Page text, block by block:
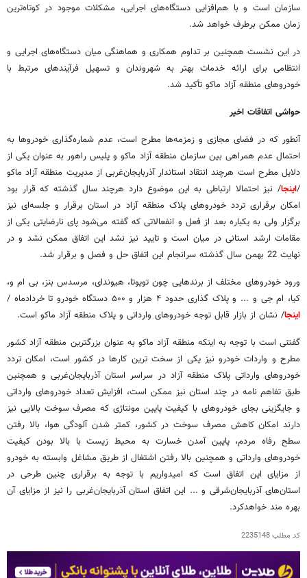
سازمان است و با هم‌افزایی دستگاه‌های اجرایی، مشکلات موجود در کوتاه‌ترین
زمان ممکن برطرف خواهد شد.
در این نشست همچنین بر تداوم همکاری و هماهنگی میان دستگاه‌های اجرایی و
انتظامی برای ارائه خدمات بهتر به شهروندان و تسهیل فرآیندهای مرتبط با
خودروهای منطقه آزاد ماکو تأکید شد.
حواشی اتفاقات اخیر
آنطور که در فضای مجازی و زمزمه‌ها مطرح است، عدم شماره‌گذاری خودروها به
احتمال عدم همراهی بین سازمان منطقه آزاد ماکو و پلیس راهور به عنوان یکی از
دلایل مطرح است هرچند انتقاد استاندار آذربایجان‌غربی از مدیریت منطقه آزاد ماکو
/اینجا/ نیز احتمالا ارتباطی به این موضوع دارد هرچند سال گذشته که قرار بود
امکان برقراری تردد خودروهای پلاک منطقه آزاد در استان برقرار و جلسه‌ای نیز
برگزار ولی به یکباره بعد از فعل و انفعالاتی که گفته می‌شود پای نارضایتی یکی از
مقامات ارشد استانی در میان است و تایید نیز نشد این اتفاق ممکن نشد و در
نهایت 22 بهمن سال گذشته سرانجام این اتفاق حل و فصل و برقرار شد.
ورود خودروهای مختلف از برندهایی چون تویوتا، هیوندای، مرسدس بنز، بی ام و،
کیا، ام جی و ... و پلاک گذاری حدود ۴ هزار و ۵۰۰ دستگاه خودرو تا خردادماه /
اینجا/ نشان از بازار قابل توجه خودروهای وارداتی و پلاک منطقه آزاد ماکو است.
گفتنی است با توجه به اینکه منطقه آزاد ماکو به عنوان بزرگترین منطقه آزاد کشور
مطرح و واردات خودرو نیز یکی از سخت ترین کارها در کشور است، امکان تردد
خودروهای وارداتی پلاک منطقه آزاد در سراسر استان آذربایجان‌غربی و همچنین
طبق تفاهم نامه در چند استان نیز ممکن است، افزایش تعداد خودروهای وارداتی
و جایگزینی بجای خودروهای با کیفیت پایین مونتاژی که مصرف سوخت بالایی نیز
دارند امکان کاهش مصرف سوخت در کشور، کمتر شدن آلودگی هوا، بالا رفتن
سطح رفاه مردم، پایین آمدن خسارت به محیط زیست با بالا بودن کیفیت
خودروهای وارداتی و همچنین بالا رفتن اشتغال از طریق مشاغل وابسته به خودرو
از مزایای این اتفاق است که امیدواریم با توجه به برقراری چنین طرحی در
استان‌های آذربایجان‌شرقی و ... این اتفاق استان آذربایجان‌غربی را نیز از مزایای آن
بهره مند خواهدکرد.
کد مطلب2235148